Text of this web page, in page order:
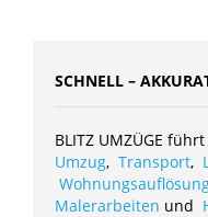
SCHNELL –
BLITZ UMZÜGE
Umzug, Transport,
Malerarbeiten und